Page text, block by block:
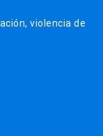
violencia de